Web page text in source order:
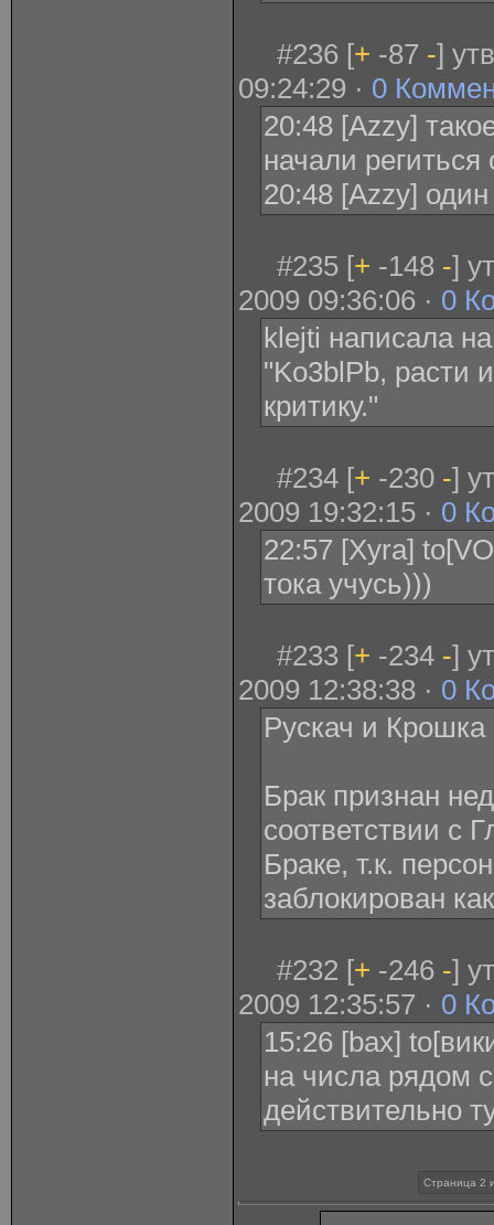
#236 [+ -87 -]
09:24:29 · 0
20:48 [Azzy]
начали
20:48 [Azzy] один
#235 [+ -148 -]
2009 09:36:06 · 0
klejti написала
"Ko3blPb, расти
критику."
#234 [+ -230 -]
2009 19:32:15 · 0
22:57 [Xyra]
тока учусь)))
#233 [+ -234 -]
2009 12:38:38 · 0
Рускач и Крошка
Брак признан
соответствии с
Браке, т.к.
заблокирован
#232 [+ -246 -]
2009 12:35:57 · 0
15:26 [bax]
на числа рядом
действительно
Страница 2